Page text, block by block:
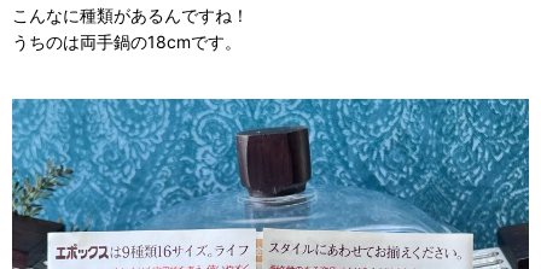
こんなに種類があるんですね！
うちのは両手鍋の18cmです。